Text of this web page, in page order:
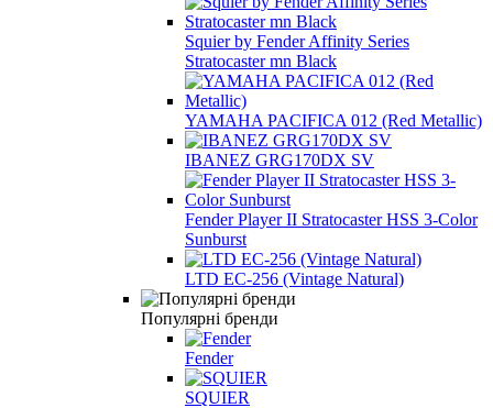
Squier by Fender Affinity Series
Stratocaster mn Black
YAMAHA PACIFICA 012 (Red Metallic)
IBANEZ GRG170DX SV
Fender Player II Stratocaster HSS 3-Color
Sunburst
LTD EC-256 (Vintage Natural)
Популярні бренди
Fender
SQUIER